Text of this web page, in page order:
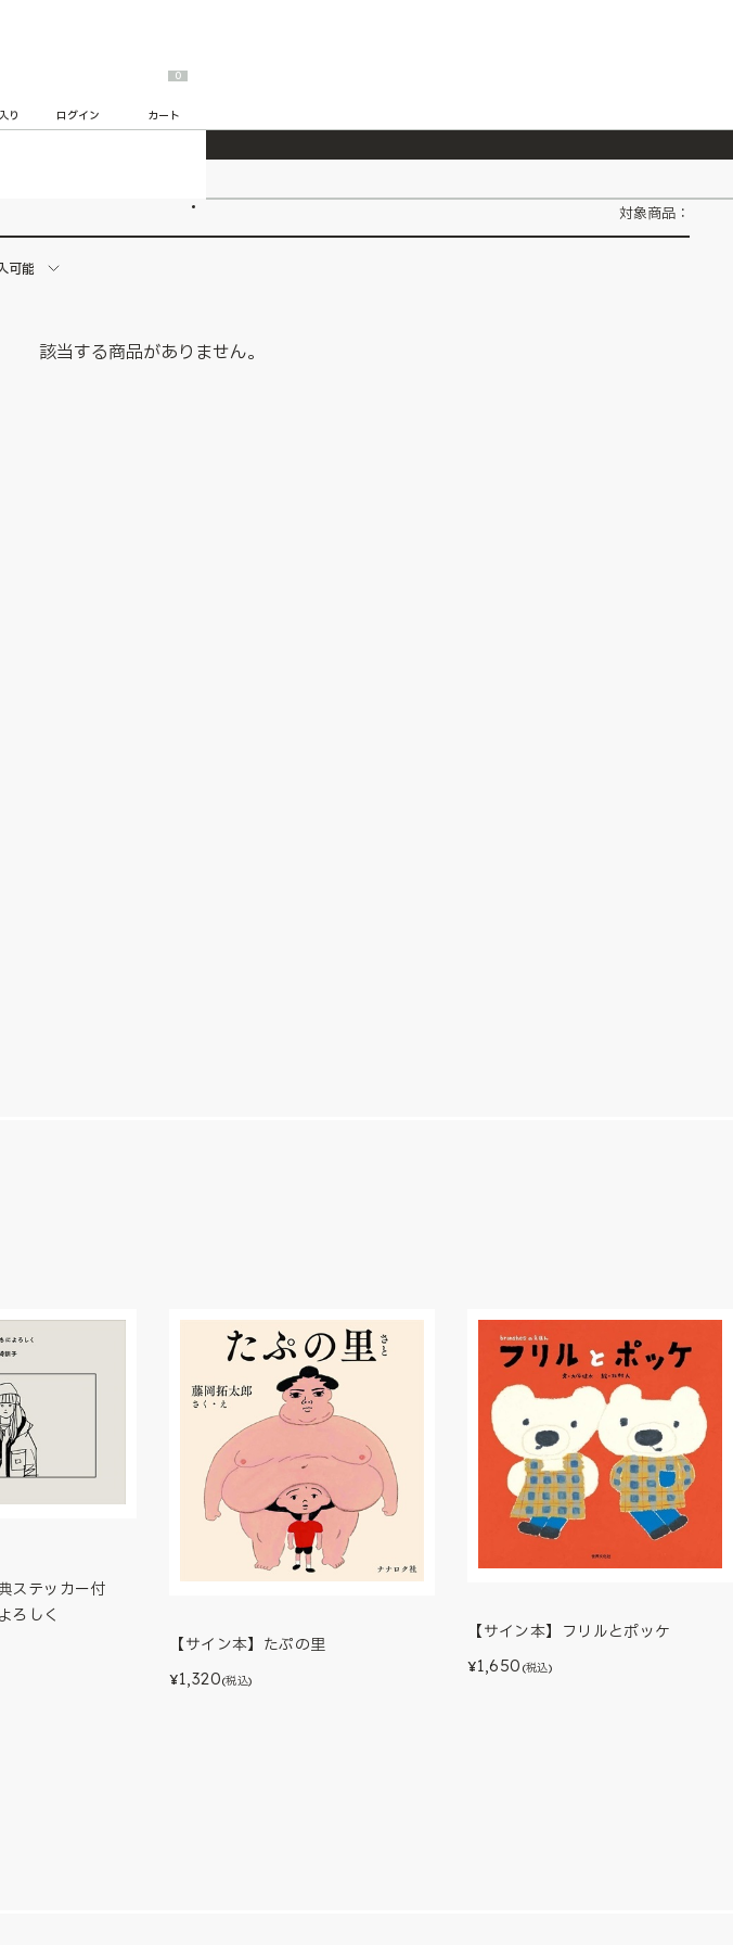
2026/7/23 『ONE PIECE magazine 021 ONE PIECEカード付き同梱版』発売延期のご案内
り ログイン
0
カート
対象商品：
可能
該当する商品がありません。
ステッカー付
ろしく
【サイン本】たぷの里
¥1,320(税込)
【サイン本】フリルとポッケ
¥1,650 (税込)